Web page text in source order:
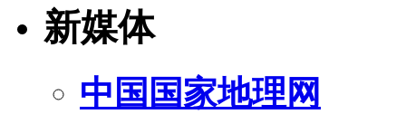
新媒体
中国国家地理网